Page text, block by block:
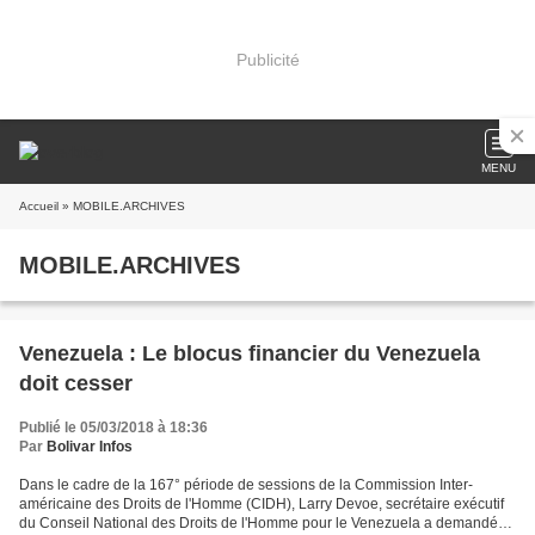
Publicité
MENU
Accueil » MOBILE.ARCHIVES
MOBILE.ARCHIVES
Venezuela : Le blocus financier du Venezuela
doit cesser
Publié le 05/03/2018 à 18:36
Par Bolivar Infos
Dans le cadre de la 167° période de sessions de la Commission Inter-
américaine des Droits de l'Homme (CIDH), Larry Devoe, secrétaire exécutif
du Conseil National des Droits de l'Homme pour le Venezuela a demandé